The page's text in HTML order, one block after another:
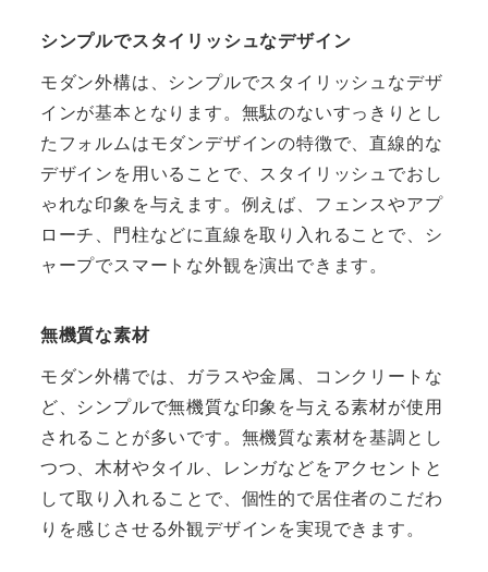
シンプルでスタイリッシュなデザイン
モダン外構は、シンプルでスタイリッシュなデザ
インが基本となります。無駄のないすっきりとし
たフォルムはモダンデザインの特徴で、直線的な
デザインを用いることで、スタイリッシュでおし
ゃれな印象を与えます。例えば、フェンスやアプ
ローチ、門柱などに直線を取り入れることで、シ
ャープでスマートな外観を演出できます。
無機質な素材
モダン外構では、ガラスや金属、コンクリートな
ど、シンプルで無機質な印象を与える素材が使用
されることが多いです。無機質な素材を基調とし
つつ、木材やタイル、レンガなどをアクセントと
して取り入れることで、個性的で居住者のこだわ
りを感じさせる外観デザインを実現できます。